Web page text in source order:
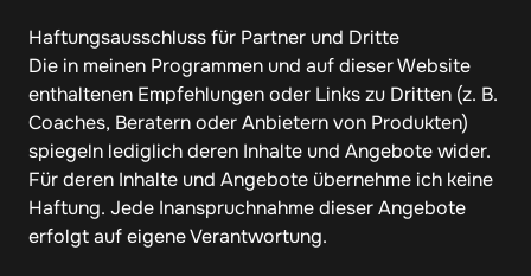
Haftungsausschluss für Partner und Dritte
Die in meinen Programmen und auf dieser Website
enthaltenen Empfehlungen oder Links zu Dritten (z. B.
Coaches, Beratern oder Anbietern von Produkten)
spiegeln lediglich deren Inhalte und Angebote wider.
Für deren Inhalte und Angebote übernehme ich keine
Haftung. Jede Inanspruchnahme dieser Angebote
erfolgt auf eigene Verantwortung.